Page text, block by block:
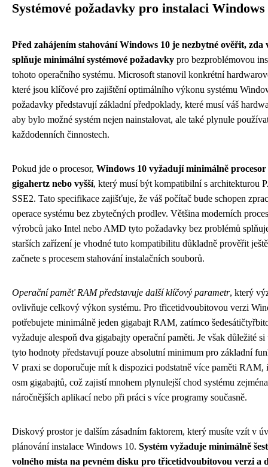
Systémové požadavky pro instalaci Windows
Před zahájením stahování Windows 10 je nezbytné ověřit, zda
splňuje minimální systémové požadavky pro bezproblémovou
tohoto operačního systému. Microsoft stanovil konkrétní
které jsou klíčové pro zajištění optimálního výkonu systému
požadavky představují základní předpoklady, které musí váš
aby bylo možné systém nejen nainstalovat, ale také plynule
každodenních činnostech.
Pokud jde o procesor, Windows 10 vyžadují minimálně procesor
gigahertz nebo vyšší, který musí být kompatibilní s architekturou
SSE2. Tato specifikace zajišťuje, že váš počítač bude schopen
operace systému bez zbytečných prodlev. Většina moderních
výrobců jako Intel nebo AMD tyto požadavky bez problémů
starších zařízení je vhodné tuto kompatibilitu důkladně prověřit
začnete s procesem stahování instalačních souborů.
Operační paměť RAM představuje další klíčový parametr, který
ovlivňuje celkový výkon systému. Pro třicetidvoubitovou verzi
potřebujete minimálně jeden gigabajt RAM, zatímco
vyžaduje alespoň dva gigabajty operační paměti. Je však důležité
tyto hodnoty představují pouze absolutní minimum pro základní
V praxi se doporučuje mít k dispozici podstatně více paměti RAM,
osm gigabajtů, což zajistí mnohem plynulejší chod systému
náročnějších aplikací nebo při práci s více programy současně.
Diskový prostor je dalším zásadním faktorem, který musíte vzít v
plánování instalace Windows 10. Systém vyžaduje minimálně
volného místa na pevném disku pro třicetidvoubitovou verzi a